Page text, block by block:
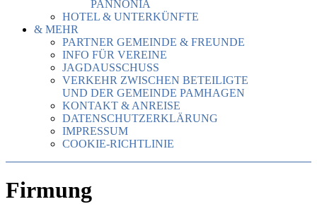
PANNONIA
HOTEL & UNTERKÜNFTE
& MEHR
PARTNER GEMEINDE & FREUNDE
INFO FÜR VEREINE
JAGDAUSSCHUSS
VERKEHR ZWISCHEN BETEILIGTE
UND DER GEMEINDE PAMHAGEN
KONTAKT & ANREISE
DATENSCHUTZERKLÄRUNG
IMPRESSUM
COOKIE-RICHTLINIE
Firmung